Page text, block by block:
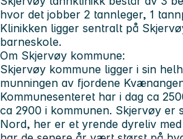
hvor det jobber 2 tannleger, 1
Klinikken ligger sentralt på
barneskole.
Om Skjervøy kommune:
Skjervøy kommune ligger i sin
munningen av fjordene
Kommunesenteret har i dag ca
ca 2900 i kommunen. Skjervøy er
Nord, her er et yrende dyreliv